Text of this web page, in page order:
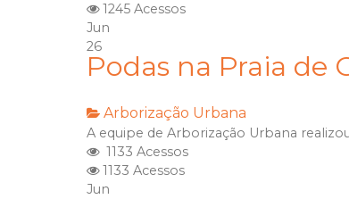
1245 Acessos
Jun
26
Podas na Praia de
Arborização Urbana
A equipe de Arborização Urbana
1133 Acessos
1133 Acessos
Jun